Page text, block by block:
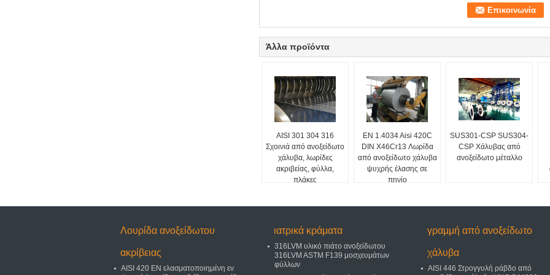
Άλλα προϊόντα
AISI 301 304 316
Σχοινιά από ανοξείδωτο
χάλυβα, λωρίδες
ακριβείας, φύλλα,
πλάκες
EN 1.4034 Aisi 420C
DIN X46Cr13 Λωρίδα
από ανοξείδωτο χάλυβα
ψυχρής έλασης σε
πηνίο
SUS301-CSP SUS304-
CSP Χάλυβας από
ανοξείδωτο μέταλλο
Λουρίδα ανοξείδωτου
ακρίβειας
AISI 420 EN ελασματοποιημένη εν
ιατρικά κράματα
316LVM υλικό πιάτο ανοξείδωτου
316LVM ASTM F139 μοσχευμάτων
φύλλων
γραμμή από ανοξείδωτο
χάλυβα
AISI 446 Στρογγυλή ράβδο από